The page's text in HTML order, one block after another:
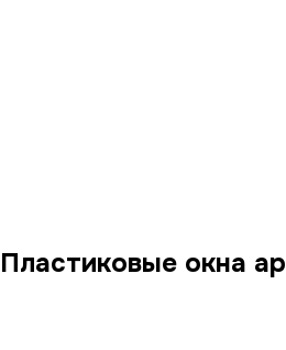
Пластиковые окна